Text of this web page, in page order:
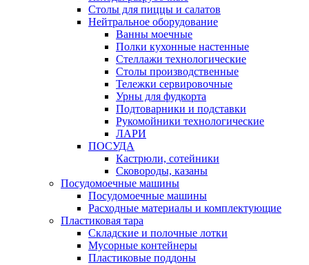
Столы для пиццы и салатов
Нейтральное оборудование
Ванны моечные
Полки кухонные настенные
Стеллажи технологические
Столы производственные
Тележки сервировочные
Урны для фудкорта
Подтоварники и подставки
Рукомойники технологические
ЛАРИ
ПОСУДА
Кастрюли, сотейники
Сковороды, казаны
Посудомоечные машины
Посудомоечные машины
Расходные материалы и комплектующие
Пластиковая тара
Складские и полочные лотки
Мусорные контейнеры
Пластиковые поддоны